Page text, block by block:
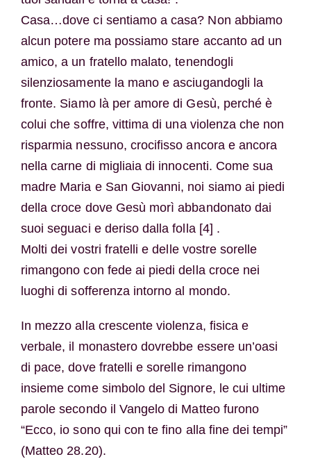
Casa…dove ci sentiamo a casa? Non abbiamo
alcun potere ma possiamo stare accanto ad un
amico, a un fratello malato, tenendogli
silenziosamente la mano e asciugandogli la
fronte. Siamo là per amore di Gesù, perché è
colui che soffre, vittima di una violenza che non
risparmia nessuno, crocifisso ancora e ancora
nella carne di migliaia di innocenti. Come sua
madre Maria e San Giovanni, noi siamo ai piedi
della croce dove Gesù morì abbandonato dai
suoi seguaci e deriso dalla folla [4] .
Molti dei vostri fratelli e delle vostre sorelle
rimangono con fede ai piedi della croce nei
luoghi di sofferenza intorno al mondo.
In mezzo alla crescente violenza, fisica e
verbale, il monastero dovrebbe essere un’oasi
di pace, dove fratelli e sorelle rimangono
insieme come simbolo del Signore, le cui ultime
parole secondo il Vangelo di Matteo furono
“Ecco, io sono qui con te fino alla fine dei tempi”
(Matteo 28.20).